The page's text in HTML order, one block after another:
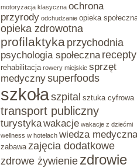
motoryzacja klasyczna ochrona
przyrody odchudzanie opieka
opieka zdrowotna
profilaktyka przychodnia
psychologia społeczna recepty
rehabilitacja rowery miejskie sprzęt
medycznysuperfoods
szkołaszpital sztuka cyfrowa
transport publiczny
turystykawakacje wakacje z dziećmi
wellness w hotelach wiedza medyczna
zabawa zajęcia dodatkowe
zdrowe żywienie zdrowie